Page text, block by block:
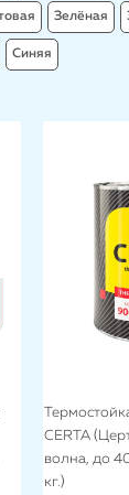
Зелёная
Синяя
CERTA
волна, до
кг.)